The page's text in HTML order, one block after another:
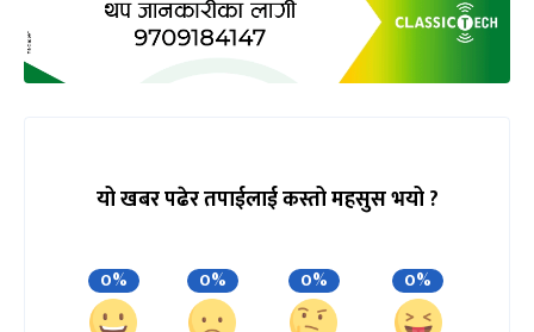
यो खबर पढेर तपाईलाई कस्तो महसुस भयो ?
0% 0% 0% 0%